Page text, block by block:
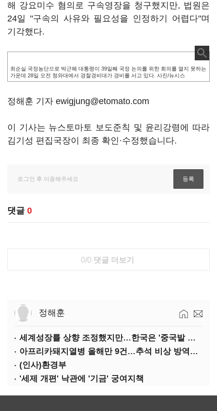
해 강요미수 혐의로 구속영장을 청구했지만, 법원은
24일 "구속의 사유와 필요성을 인정하기 어렵다"며
기각했다.
최순실 국정농단으로 박근혜 대통령이 39일째 국정 논의를 위한 회의를 열지 못하는
가운데 28일 오전 청와대에서 경찰경비대가 경비를 서고 있다. 사진/뉴시스
정해훈 기자 ewigjung@etomato.com
이 기사는 뉴스토마토 보도준칙 및 윤리강령에 따라
김기성 편집국장이 최종 확인·수정했습니다.
댓글 0
0/0 댓글 더보기
정해훈
세계성장률 상향 조정했지만…한국은 '중국발 살얼음판'
아프리카돼지열병 올해만 9건…추석 비상 방역에 '총력'
(인사)환경부
'세제 개편' 낙관에 '기금' 궁여지책